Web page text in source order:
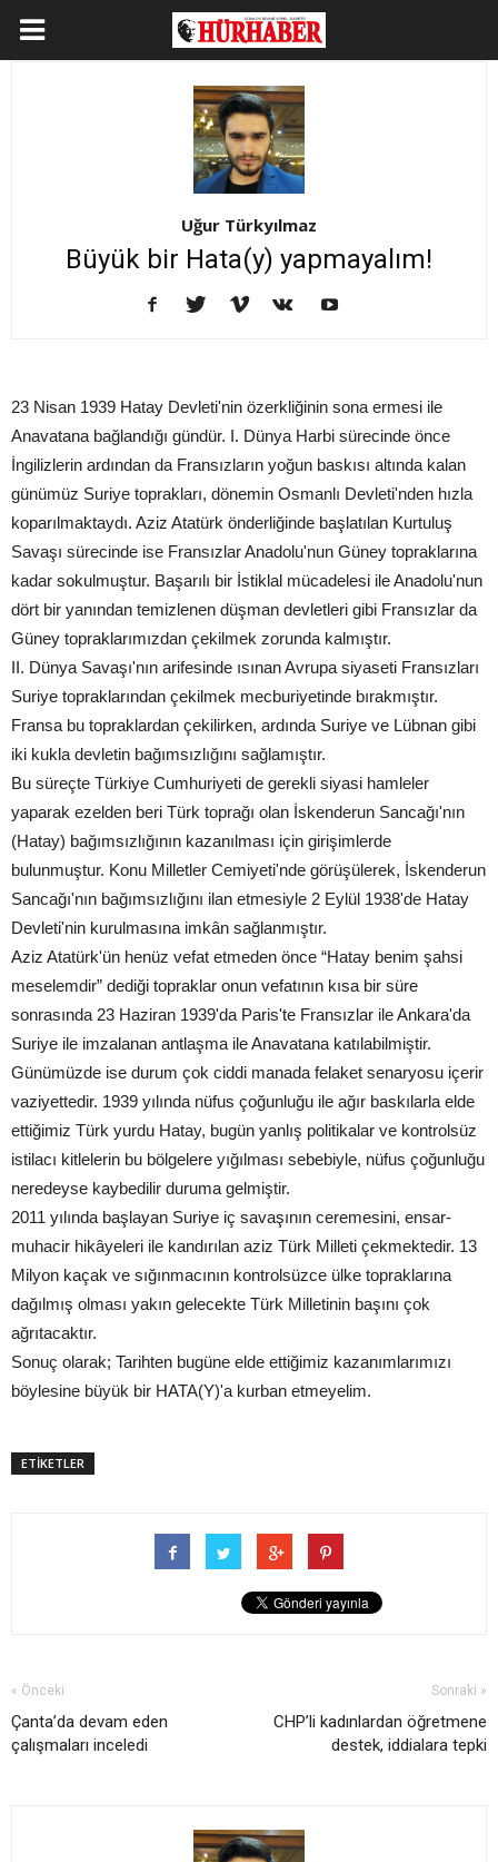
Uğur Türkyılmaz
Büyük bir Hata(y) yapmayalım!
23 Nisan 1939 Hatay Devleti'nin özerkliğinin sona ermesi ile
Anavatana bağlandığı gündür. I. Dünya Harbi sürecinde önce
İngilizlerin ardından da Fransızların yoğun baskısı altında kalan
günümüz Suriye toprakları, dönemin Osmanlı Devleti'nden hızla
koparılmaktaydı. Aziz Atatürk önderliğinde başlatılan Kurtuluş
Savaşı sürecinde ise Fransızlar Anadolu'nun Güney topraklarına
kadar sokulmuştur. Başarılı bir İstiklal mücadelesi ile Anadolu'nun
dört bir yanından temizlenen düşman devletleri gibi Fransızlar da
Güney topraklarımızdan çekilmek zorunda kalmıştır.
II. Dünya Savaşı'nın arifesinde ısınan Avrupa siyaseti Fransızları
Suriye topraklarından çekilmek mecburiyetinde bırakmıştır.
Fransa bu topraklardan çekilirken, ardında Suriye ve Lübnan gibi
iki kukla devletin bağımsızlığını sağlamıştır.
Bu süreçte Türkiye Cumhuriyeti de gerekli siyasi hamleler
yaparak ezelden beri Türk toprağı olan İskenderun Sancağı'nın
(Hatay) bağımsızlığının kazanılması için girişimlerde
bulunmuştur. Konu Milletler Cemiyeti'nde görüşülerek, İskenderun
Sancağı'nın bağımsızlığını ilan etmesiyle 2 Eylül 1938'de Hatay
Devleti'nin kurulmasına imkân sağlanmıştır.
Aziz Atatürk'ün henüz vefat etmeden önce “Hatay benim şahsi
meselemdir” dediği topraklar onun vefatının kısa bir süre
sonrasında 23 Haziran 1939'da Paris'te Fransızlar ile Ankara'da
Suriye ile imzalanan antlaşma ile Anavatana katılabilmiştir.
Günümüzde ise durum çok ciddi manada felaket senaryosu içerir
vaziyettedir. 1939 yılında nüfus çoğunluğu ile ağır baskılarla elde
ettiğimiz Türk yurdu Hatay, bugün yanlış politikalar ve kontrolsüz
istilacı kitlelerin bu bölgelere yığılması sebebiyle, nüfus çoğunluğu
neredeyse kaybedilir duruma gelmiştir.
2011 yılında başlayan Suriye iç savaşının ceremesini, ensar-
muhacir hikâyeleri ile kandırılan aziz Türk Milleti çekmektedir. 13
Milyon kaçak ve sığınmacının kontrolsüzce ülke topraklarına
dağılmış olması yakın gelecekte Türk Milletinin başını çok
ağrıtacaktır.
Sonuç olarak; Tarihten bugüne elde ettiğimiz kazanımlarımızı
böylesine büyük bir HATA(Y)'a kurban etmeyelim.
ETİKETLER
« Önceki
Çanta’da devam eden
çalışmaları inceledi
Sonraki »
CHP’li kadınlardan öğretmene
destek, iddialara tepki